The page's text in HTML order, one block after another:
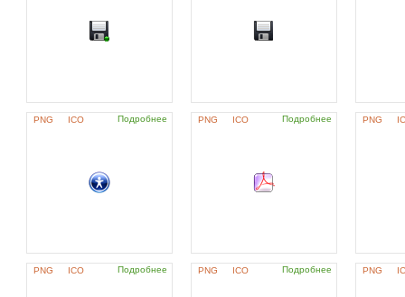
PNG ICO Подробнее PNG ICO Подробнее PNG
PNG ICO Подробнее PNG ICO Подробнее PNG